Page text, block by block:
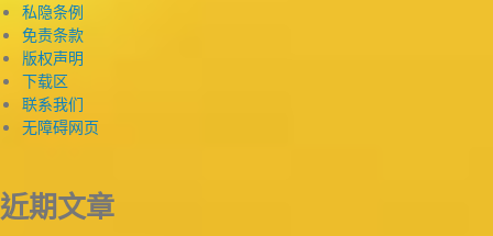
私隐条例
免责条款
版权声明
下载区
联系我们
无障碍网页
近期文章